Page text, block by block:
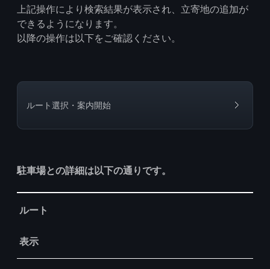
上記操作により検索結果が表示され、立寄地の追加が
できるようになります。
以降の操作は以下をご確認ください。
ルート選択・案内開始
駐車場との詳細は以下の通りです。
ルート
表示